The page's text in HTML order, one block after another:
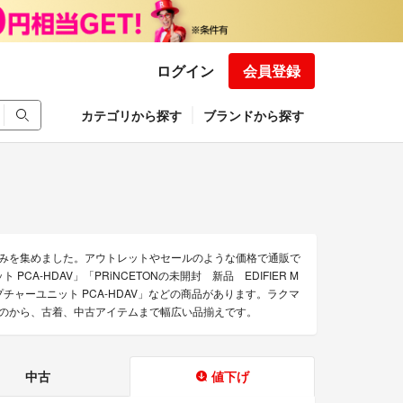
ログイン 会員登録
カテゴリから探す ブランドから探す
集めました。アウトレットやセールのような価格で通販で
ト PCA-HDAV」「PRiNCETONの未開封 新品 EDIFIER M
ーユニット PCA-HDAV」などの商品があります。ラクマ
ら、古着、中古アイテムまで幅広い品揃えです。
中古 値下げ